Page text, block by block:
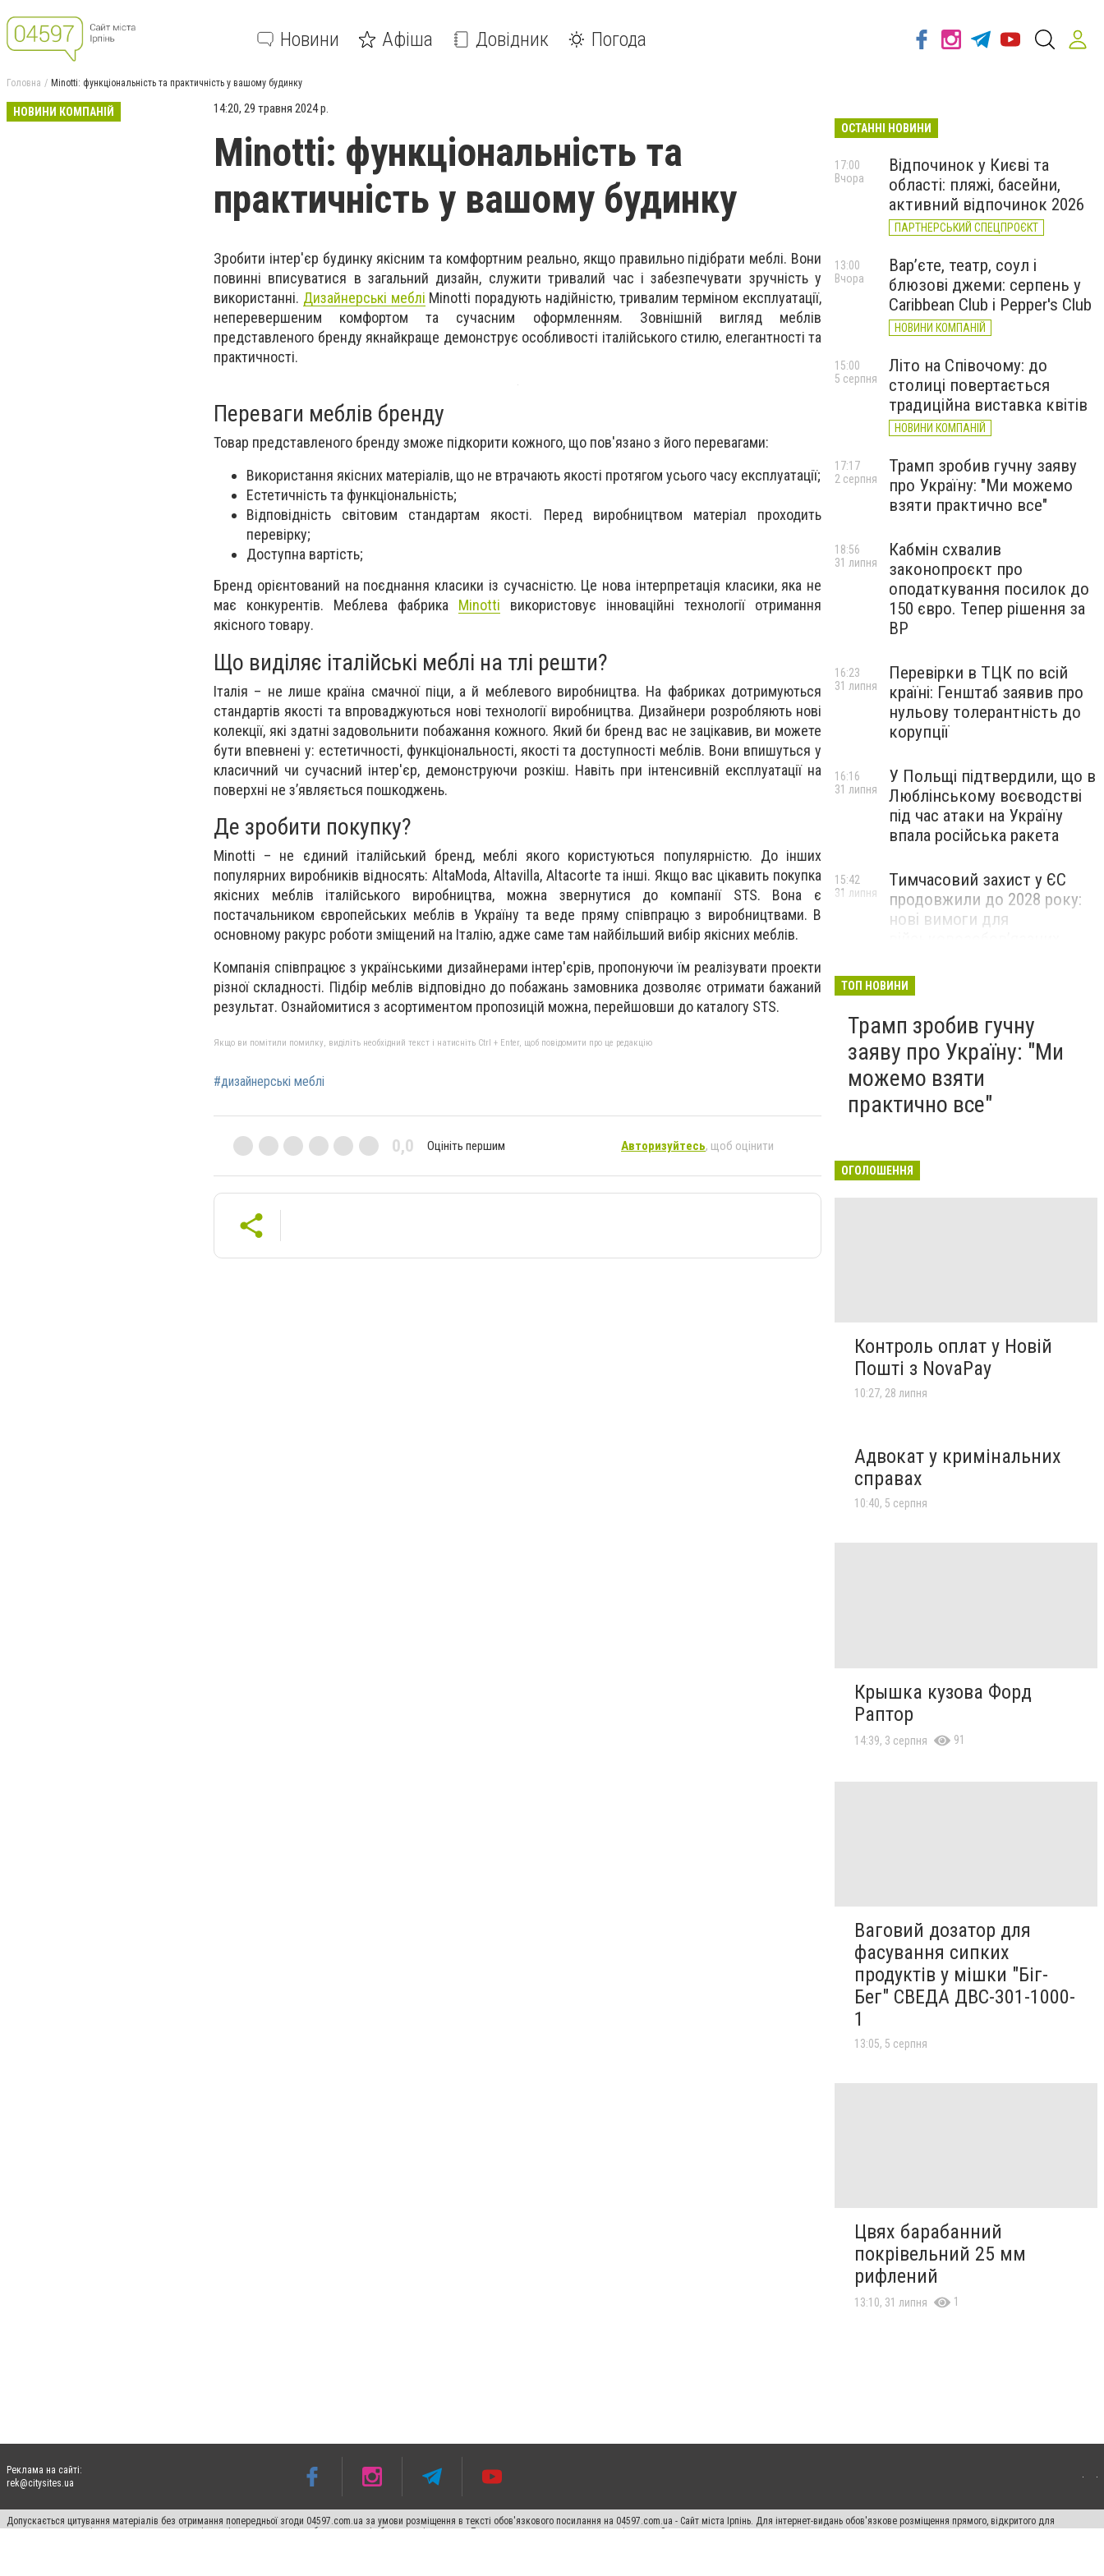
Новини Афіша Довідник Погода
Головна Minotti: функціональність та практичність у вашому будинку
НОВИНИ КОМПАНІЙ 14:20, 29 травня 2024 р.
Minotti: функціональність та
практичність у вашому будинку
Зробити інтер'єр будинку якісним та комфортним реально, якщо правильно підібрати меблі. Вони
повинні вписуватися в загальний дизайн, служити тривалий час і забезпечувати зручність у
використанні. Дизайнерські меблі Minotti порадують надійністю, тривалим терміном експлуатації,
неперевершеним комфортом та сучасним оформленням. Зовнішній вигляд меблів
представленого бренду якнайкраще демонструє особливості італійського стилю, елегантності та
практичності.
Переваги меблів бренду
Товар представленого бренду зможе підкорити кожного, що пов'язано з його перевагами:
Використання якісних матеріалів, що не втрачають якості протягом усього часу експлуатації;
Естетичність та функціональність;
Відповідність світовим стандартам якості. Перед виробництвом матеріал проходить
перевірку;
Доступна вартість;
Бренд орієнтований на поєднання класики із сучасністю. Це нова інтерпретація класики, яка не
має конкурентів. Меблева фабрика Minotti використовує інноваційні технології отримання
якісного товару.
Що виділяє італійські меблі на тлі решти?
Італія – не лише країна смачної піци, а й меблевого виробництва. На фабриках дотримуються
стандартів якості та впроваджуються нові технології виробництва. Дизайнери розробляють нові
колекції, які здатні задовольнити побажання кожного. Який би бренд вас не зацікавив, ви можете
бути впевнені у: естетичності, функціональності, якості та доступності меблів. Вони впишуться у
класичний чи сучасний інтер'єр, демонструючи розкіш. Навіть при інтенсивній експлуатації на
поверхні не з’являється пошкоджень.
Де зробити покупку?
Minotti – не єдиний італійський бренд, меблі якого користуються популярністю. До інших
популярних виробників відносять: AltaModa, Altavilla, Altacorte та інші. Якщо вас цікавить покупка
якісних меблів італійського виробництва, можна звернутися до компанії STS. Вона є
постачальником європейських меблів в Україну та веде пряму співпрацю з виробництвами. В
основному ракурс роботи зміщений на Італію, адже саме там найбільший вибір якісних меблів.
Компанія співпрацює з українськими дизайнерами інтер'єрів, пропонуючи їм реалізувати проекти
різної складності. Підбір меблів відповідно до побажань замовника дозволяє отримати бажаний
результат. Ознайомитися з асортиментом пропозицій можна, перейшовши до каталогу STS.
Якщо ви помітили помилку, виділіть необхідний текст і натисніть Ctrl + Enter, щоб повідомити про це редакцію
#дизайнерські меблі
0,0 Оцініть першим Авторизуйтесь, щоб оцінити
ОСТАННІ НОВИНИ
Відпочинок у Києві та
області: пляжі, басейни,
активний відпочинок 2026
ПАРТНЕРСЬКИЙ СПЕЦПРОЄКТ
17:00
Вчора
Вар’єте, театр, соул і
блюзові джеми: серпень у
Caribbean Club і Pepper's Club
НОВИНИ КОМПАНІЙ
13:00
Вчора
Літо на Співочому: до
столиці повертається
традиційна виставка квітів
НОВИНИ КОМПАНІЙ
15:00
5 серпня
Трамп зробив гучну заяву
про Україну: "Ми можемо
взяти практично все"
17:17
2 серпня
Кабмін схвалив
законопроєкт про
оподаткування посилок до
150 євро. Тепер рішення за
ВР
18:56
31 липня
Перевірки в ТЦК по всій
країні: Генштаб заявив про
нульову толерантність до
корупції
16:23
31 липня
У Польщі підтвердили, що в
Люблінському воєводстві
під час атаки на Україну
впала російська ракета
16:16
31 липня
Тимчасовий захист у ЄС
продовжили до 2028 року:
нові вимоги для
15:42
31 липня
ТОП НОВИНИ
Трамп зробив гучну
заяву про Україну: "Ми
можемо взяти
практично все"
ОГОЛОШЕННЯ
Контроль оплат у Новій
Пошті з NovaPay
10:27, 28 липня
Адвокат у кримінальних
справах
10:40, 5 серпня
Крышка кузова Форд
Раптор
14:39, 3 серпня 91
Ваговий дозатор для
фасування сипких
продуктів у мішки "Біг-
Бег" СВЕДА ДВС-301-1000-
1
13:05, 5 серпня
Цвях барабанний
покрівельний 25 мм
рифлений
13:10, 31 липня 1
Реклама на сайті:
rek@citysites.ua
Допускається цитування матеріалів без отримання попередньої згоди 04597.com.ua за умови розміщення в тексті обов'язкового посилання на 04597.com.ua - Сайт міста Ірпінь. Для інтернет-видань обов'язкове розміщення прямого, відкритого для
пошукових систем гіперпосилання на цитовані статті не нижче другого абзацу в тексті або в якості джерела. Порушення виняткових прав переслідується Законом.